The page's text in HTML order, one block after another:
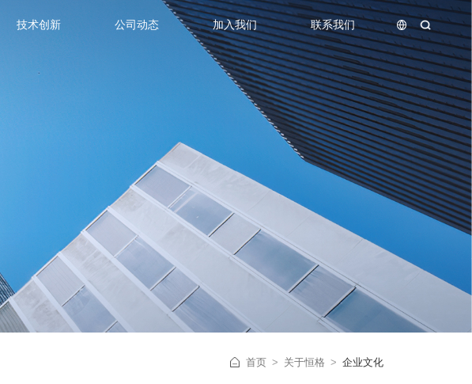
技术创新 公司动态 加入我们 联系我们
首页 关于恒格 企业文化